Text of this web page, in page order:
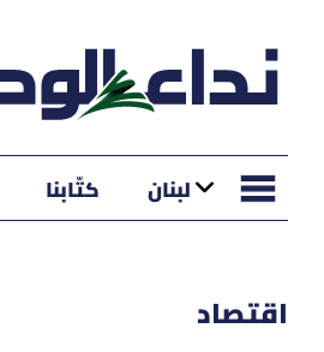
لبنان كتّابنا
اقتصاد